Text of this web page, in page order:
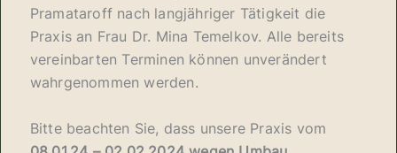
Pramataroff nach langjähriger Tätigkeit die
Praxis an Frau Dr. Mina Temelkov. Alle bereits
vereinbarten Terminen können unverändert
wahrgenommen werden.
Bitte beachten Sie, dass unsere Praxis vom